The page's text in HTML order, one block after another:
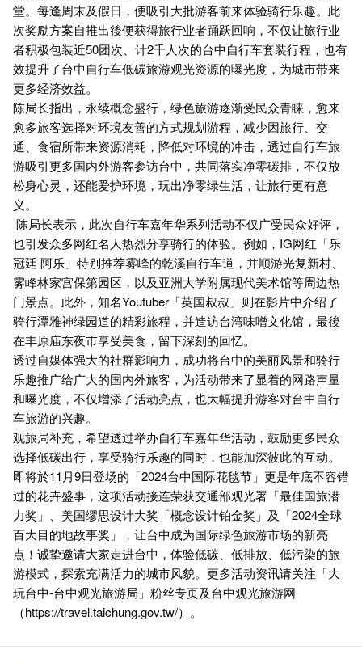
堂。每逢周末及假日，便吸引大批游客前来体验骑行乐趣。此
次奖励方案自推出後便获得旅行业者踊跃回响，不仅让旅行业
者积极包装近50团次、计2千人次的台中自行车套装行程，也有
效提升了台中自行车低碳旅游观光资源的曝光度，为城市带来
更多经济效益。
陈局长指出，永续概念盛行，绿色旅游逐渐受民众青睐，愈来
愈多旅客选择对环境友善的方式规划游程，减少因旅行、交
通、食宿所带来资源消耗，降低对环境的冲击，透过自行车旅
游吸引更多国内外游客参访台中，共同落实净零碳排，不仅放
松身心灵，还能爱护环境，玩出净零绿生活，让旅行更有意
义。
陈局长表示，此次自行车嘉年华系列活动不仅广受民众好评，
也引发众多网红名人热烈分享骑行的体验。例如，IG网红「乐
冠廷 阿乐」特别推荐雾峰的乾溪自行车道，并顺游光复新村、
雾峰林家宫保第园区，以及亚洲大学附属现代美术馆等周边热
门景点。此外，知名Youtuber「英国叔叔」则在影片中介绍了
骑行潭雅神绿园道的精彩旅程，并造访台湾味噌文化馆，最後
在丰原庙东夜市享受美食，留下深刻的回忆。
透过自媒体强大的社群影响力，成功将台中的美丽风景和骑行
乐趣推广给广大的国内外旅客，为活动带来了显着的网路声量
和曝光度，不仅增添了活动亮点，也大幅提升游客对台中自行
车旅游的兴趣。
观旅局补充，希望透过举办自行车嘉年华活动，鼓励更多民众
选择低碳出行，享受骑行乐趣的同时，也能加深彼此的互动。
即将於11月9日登场的「2024台中国际花毯节」更是年底不容错
过的花卉盛事，这项活动接连荣获交通部观光署「最佳国旅潜
力奖」、美国缪思设计大奖「概念设计铂金奖」及「2024全球
百大目的地故事奖」，让台中成为国际绿色旅游市场的新亮
点！诚挚邀请大家走进台中，体验低碳、低排放、低污染的旅
游模式，探索充满活力的城市风貌。更多活动资讯请关注「大
玩台中-台中观光旅游局」粉丝专页及台中观光旅游网
（https://travel.taichung.gov.tw/）。